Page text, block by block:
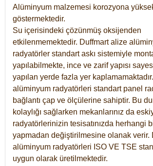
Alüminyum malzemesi korozyona
göstermektedir.
Su içerisindeki çözünmüş oksijenden
etkilenmemektedir. Duffmart alize
radyatörler standart askı sistemiyle
yapılabilmekte, ince ve zarif yapısı
yapılan yerde fazla yer
alüminyum radyatörleri standart panel
bağlantı çap ve ölçülerine sahiptir. Bu
kolaylığı sağlarken mekanlarınız da
radyatörlerinizin tesisatınızda herhangi
yapmadan değiştirilmesine olanak verir.
alüminyum radyatörleri ISO VE TSE
uygun olarak üretilmektedir.